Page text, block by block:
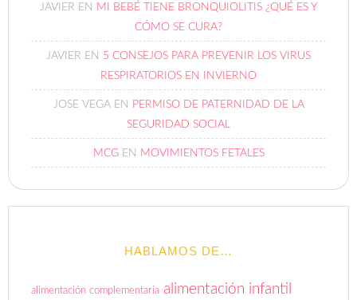
JAVIER EN MI BEBÉ TIENE BRONQUIOLITIS ¿QUÉ ES Y
CÓMO SE CURA?
JAVIER EN 5 CONSEJOS PARA PREVENIR LOS VIRUS
RESPIRATORIOS EN INVIERNO
JOSE VEGAEN PERMISO DE PATERNIDAD DE LA
SEGURIDAD SOCIAL
MCGEN MOVIMIENTOS FETALES
HABLAMOS DE…
alimentación complementaria alimentación infantil